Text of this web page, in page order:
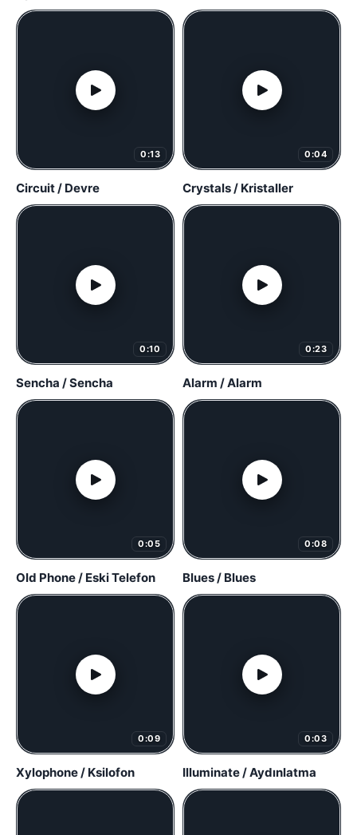
0:13
Circuit / Devre
0:04
Crystals / Kristaller
0:10
Sencha / Sencha
0:23
Alarm / Alarm
0:05
Old Phone / Eski Telefon
0:08
Blues / Blues
0:09
Xylophone / Ksilofon
0:03
Illuminate / Aydınlatma